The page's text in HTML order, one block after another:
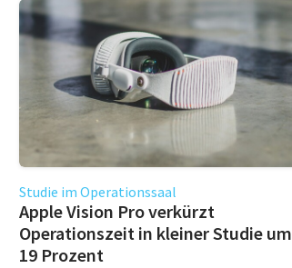
Studie im Operationssaal
Apple Vision Pro verkürzt
Operationszeit in kleiner Studie um
19 Prozent